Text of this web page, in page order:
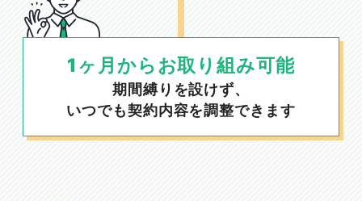
1ヶ月からお取り組み可能
期間縛りを設けず、
いつでも契約内容を調整できます